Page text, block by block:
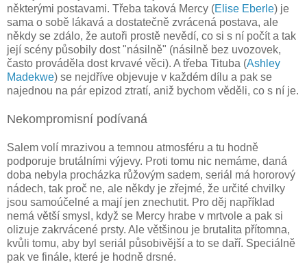
některými postavami. Třeba taková Mercy (Elise Eberle) je
sama o sobě lákavá a dostatečně zvrácená postava, ale
někdy se zdálo, že autoři prostě nevědí, co si s ní počít a tak
její scény působily dost "násilně" (násilně bez uvozovek,
často prováděla dost krvavé věci). A třeba Tituba (Ashley
Madekwe) se nejdříve objevuje v každém dílu a pak se
najednou na pár epizod ztratí, aniž bychom věděli, co s ní je.
Nekompromisní podívaná
Salem volí mrazivou a temnou atmosféru a tu hodně
podporuje brutálními výjevy. Proti tomu nic nemáme, daná
doba nebyla procházka růžovým sadem, seriál má hororový
nádech, tak proč ne, ale někdy je zřejmé, že určité chvilky
jsou samoúčelné a mají jen znechutit. Pro děj například
nemá větší smysl, když se Mercy hrabe v mrtvole a pak si
olizuje zakrvácené prsty. Ale většinou je brutalita přítomna,
kvůli tomu, aby byl seriál působivější a to se daří. Speciálně
pak ve finále, které je hodně drsné.